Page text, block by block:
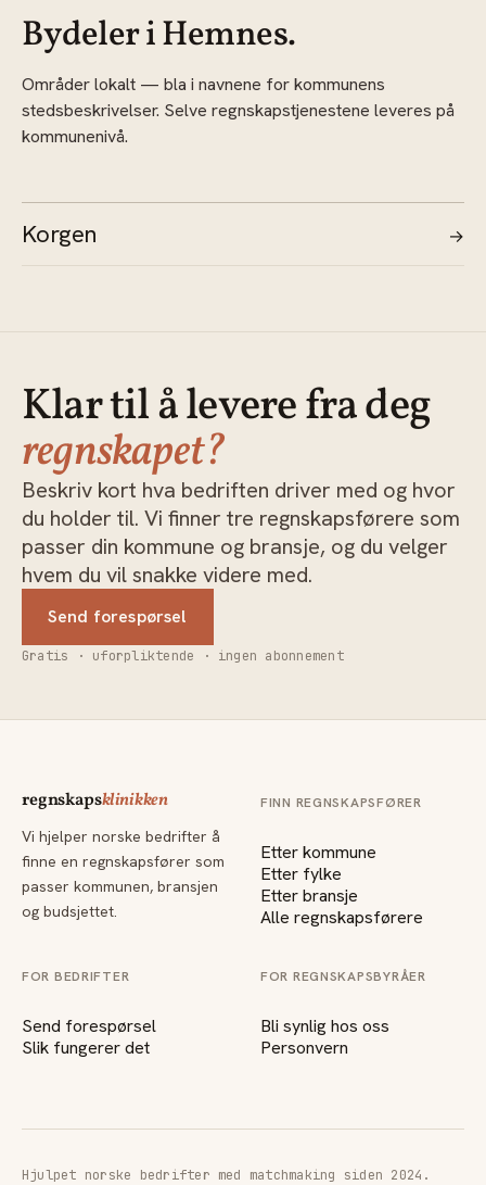
Bydeler i Hemnes.
Områder lokalt — bla i navnene for kommunens
stedsbeskrivelser. Selve regnskapstjenestene leveres på
kommunenivå.
Korgen →
Klar til å levere fra deg
regnskapet?
Beskriv kort hva bedriften driver med og hvor
du holder til. Vi finner tre regnskapsførere som
passer din kommune og bransje, og du velger
hvem du vil snakke videre med.
Send forespørsel
Gratis · uforpliktende · ingen abonnement
regnskapsklinikken
Vi hjelper norske bedrifter å
finne en regnskapsfører som
passer kommunen, bransjen
og budsjettet.
FINN REGNSKAPSFØRER
Etter kommune
Etter fylke
Etter bransje
Alle regnskapsførere
FOR BEDRIFTER
Send forespørsel
Slik fungerer det
FOR REGNSKAPSBYRÅER
Bli synlig hos oss
Personvern
Hjulpet norske bedrifter med matchmaking siden 2024.